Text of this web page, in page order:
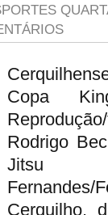
Copa
Rodrigo
Jitsu
Cerquilho,